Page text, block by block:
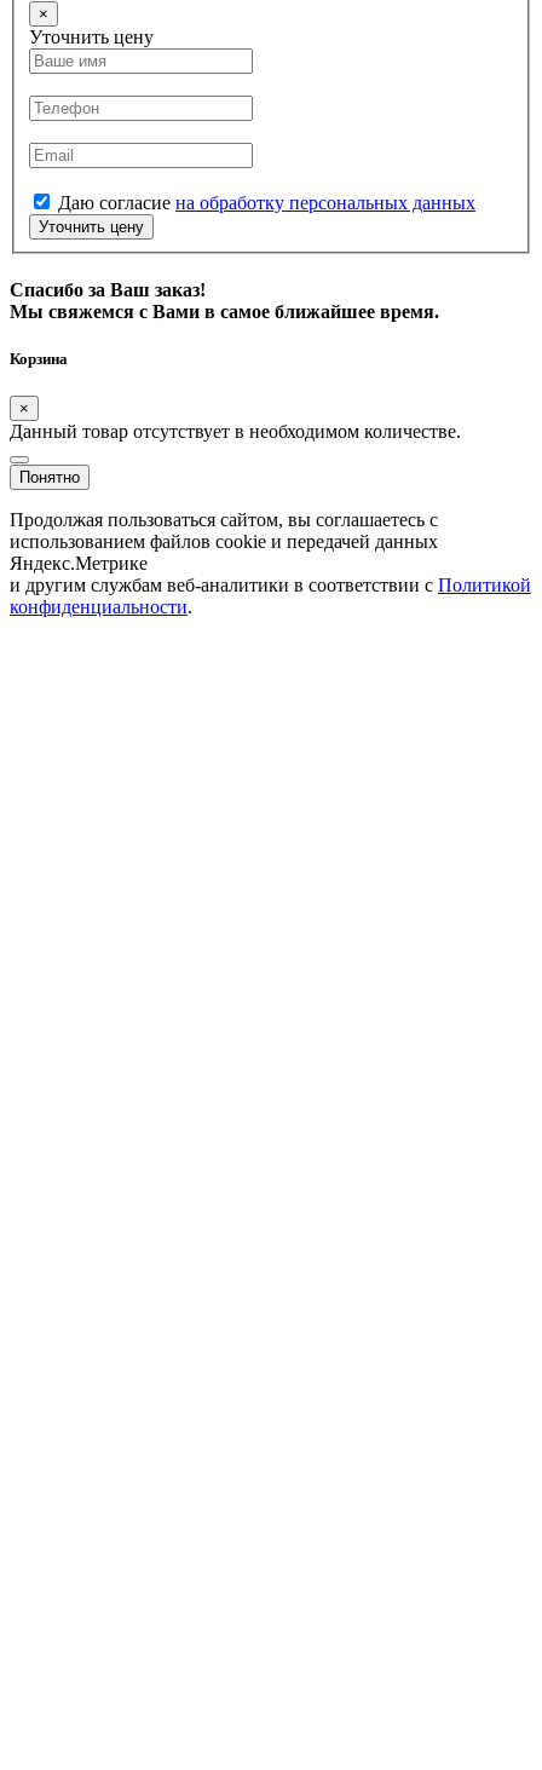
×
Уточнить цену
Даю согласие на обработку персональных данных
Уточнить цену
Спасибо за Ваш заказ!
Мы свяжемся с Вами в самое ближайшее время.
Корзина
×
Данный товар отсутствует в необходимом количестве.
Понятно
Продолжая пользоваться сайтом, вы соглашаетесь с
использованием файлов cookie и передачей данных
Яндекс.Метрике
и другим службам веб-аналитики в соответствии с Политикой
конфиденциальности.